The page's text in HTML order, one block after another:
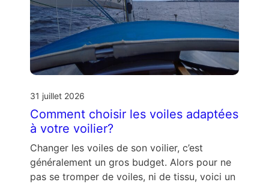
31 juillet 2026
Comment choisir les voiles adaptées
à votre voilier?
Changer les voiles de son voilier, c’est
généralement un gros budget. Alors pour ne
pas se tromper de voiles, ni de tissu, voici un